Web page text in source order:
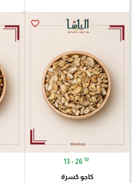
favorite_border
13 - 26 ₪
كاجو كسرة